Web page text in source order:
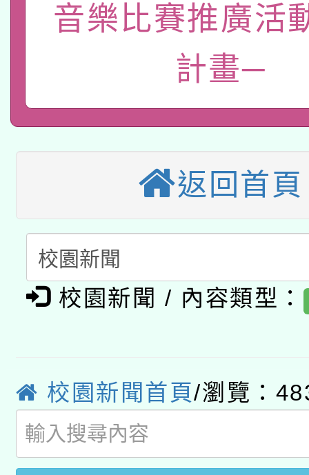
業技術研究院辦理「
用水績優單位及節水達
115年8月22日(星期六
桃園市孔廟祈福系列
開 智慧啟航」
2026年桃園地景藝術
本校115學年度第2次
招甄選結果公告(無人
適應運動共學行動站研
本館辦理115年度閱讀
暨閱讀推動專業研習
科技賦能─人工智慧
礎課程
A3數位素養講師名單
「數位內容與教學軟體
pilot」
有關大陸委員會函釋公
用水績優單位及節水達
動」
桃園市孔廟祈福系列
開 智慧啟航」
2026年桃園地景藝術
音樂比賽推廣活
計畫─
返回首頁
校園新聞 / 內容類型：
校園新聞首頁/瀏覽：